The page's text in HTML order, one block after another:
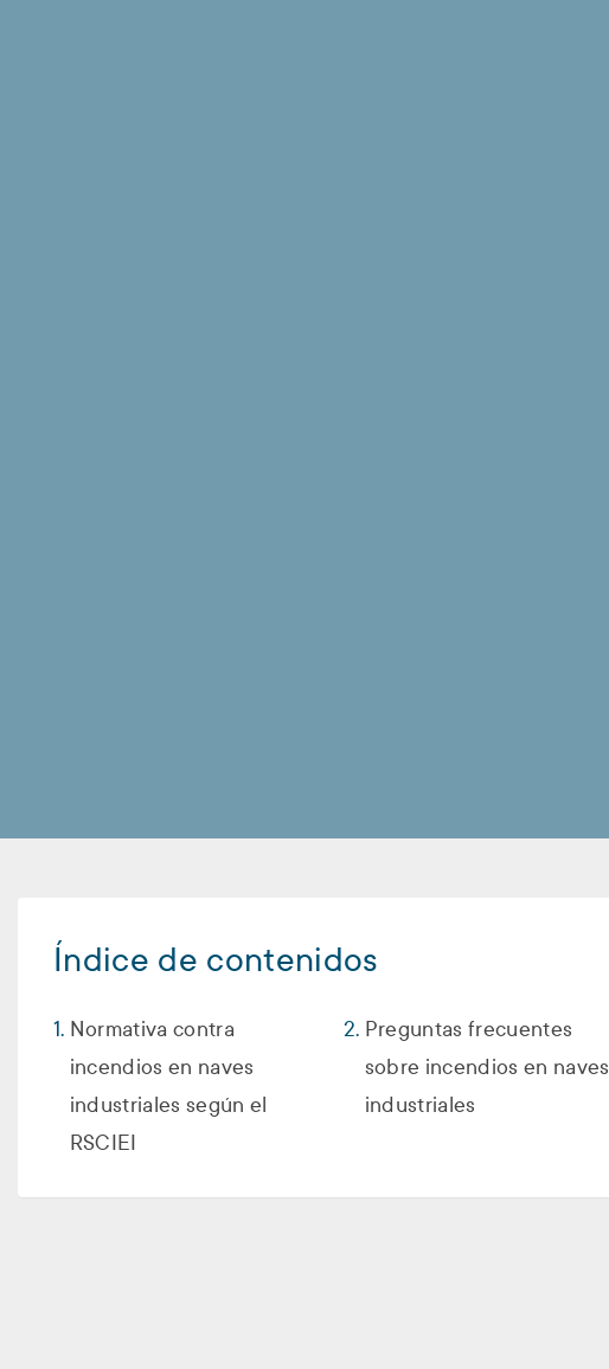
Índice de contenidos
Normativa contra
incendios en naves
industriales según el
RSCIEI
Preguntas frecuentes
sobre incendios en naves
industriales